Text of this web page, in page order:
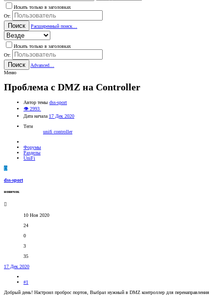
Искать только в заголовках
От:
Поиск Расширенный поиск…
Искать только в заголовках
От:
Поиск
Advanced…
Меню
Проблема c DMZ на Controller
Автор темы dss-sport
👁 2993
Дата начала 17 Дек 2020
Теги
unifi controller
Форумы
Разделы
UniFi
D
dss-sport
новичок
10 Ноя 2020
24
0
3
35
17 Дек 2020
#1
Добрый день! Настроил проброс портов, Выбрал нужный в DMZ контроллер для перенаправления